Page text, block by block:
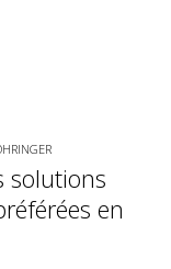
solutions
en